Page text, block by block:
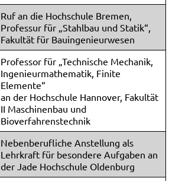
Ruf an die Hochschule Bremen,
Professur für „Stahlbau und Statik“,
Fakultät für Bauingenieurwesen
Professor für „Technische Mechanik,
Ingenieurmathematik, Finite
Elemente“
an der Hochschule Hannover, Fakultät
II Maschinenbau und
Bioverfahrenstechnik
Nebenberufliche Anstellung als
Lehrkraft für besondere Aufgaben an
der Jade Hochschule Oldenburg